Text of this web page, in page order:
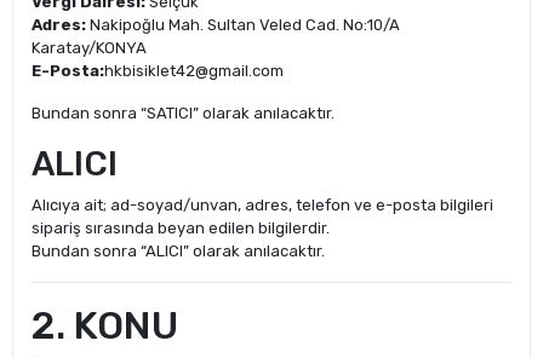
Adres: Nakipoğlu Mah. Sultan Veled Cad. No:10/A
Karatay/KONYA
E-Posta:hkbisiklet42@gmail.com
Bundan sonra “SATICI” olarak anılacaktır.
ALICI
Alıcıya ait; ad-soyad/unvan, adres, telefon ve e-posta bilgileri
sipariş sırasında beyan edilen bilgilerdir.
Bundan sonra “ALICI” olarak anılacaktır.
2. KONU